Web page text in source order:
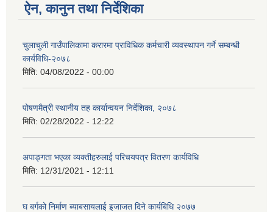
ऐन, कानुन तथा निर्देशिका
चुलाचुली गाउँपालिकामा करारमा प्राविधिक कर्मचारी व्यवस्थापन गर्ने सम्बन्धी
कार्यविधि-२०७८
मिति: 04/08/2022 - 00:00
पोषणमैत्री स्थानीय तह कार्यान्वयन निर्देशिका, २०७८
मिति: 02/28/2022 - 12:22
अपाङ्गता भएका व्यक्तीहरुलाई परिचयपत्र वितरण कार्यविधि
मिति: 12/31/2021 - 12:11
घ बर्गको निर्माण ब्याबसायलाई इजाजत दिने कार्यबिधि २०७७